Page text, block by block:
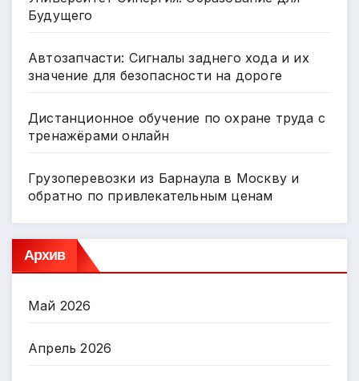
Будущего
Автозапчасти: Сигналы заднего хода и их
значение для безопасности на дороге
Дистанционное обучение по охране труда с
тренажёрами онлайн
Грузоперевозки из Барнаула в Москву и
обратно по привлекательным ценам
Архив
Май 2026
Апрель 2026